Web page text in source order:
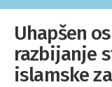
Uhapšen
razbijanje
islamske